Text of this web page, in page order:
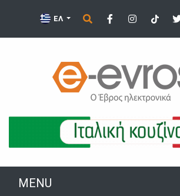
ΕΛ
MENU